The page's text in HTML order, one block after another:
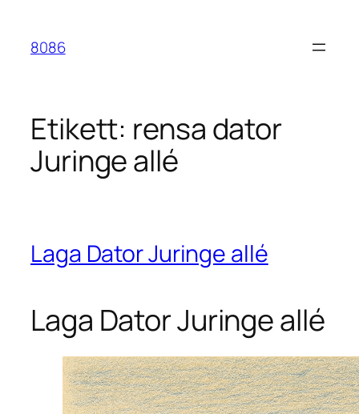
innehåll
8086
Etikett: rensa dator
Juringe allé
Laga Dator Juringe allé
Laga Dator Juringe allé